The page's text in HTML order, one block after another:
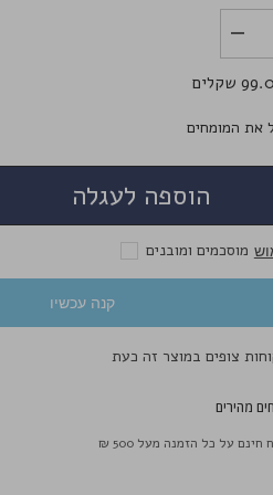
את
הכמות
עבור
HYDRATION
שקלים
את המומחים
הוספה לעגלה
מוסכמים ומובנים
קנה עכשיו
מהירים
על כל הזמנה מעל 500 ₪